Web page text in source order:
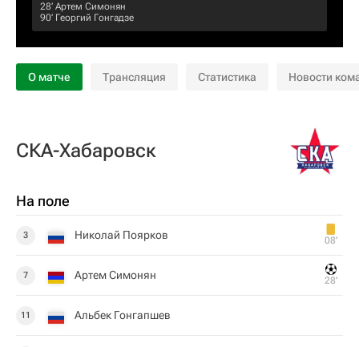
28‎’‎ Артем Симонян
90‎’‎ Георгий Гонгадзе
О матче Трансляция Статистика Новости
СКА-Хабаровск
На поле
3 Николай Поярков 08‎’‎
7 Артем Симонян 28‎’‎
11 Альбек Гонгапшев